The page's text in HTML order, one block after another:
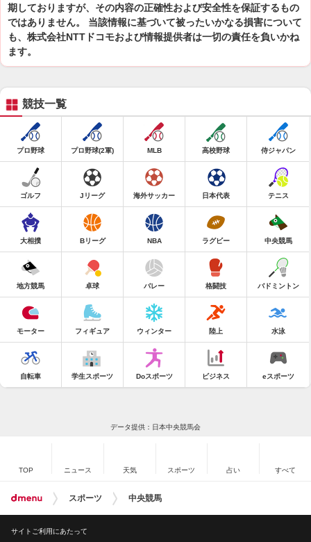
期しておりますが、その内容の正確性および安全性を保証するもの
ではありません。 当該情報に基づいて被ったいかなる損害について
も、株式会社NTTドコモおよび情報提供者は一切の責任を負いかね
ます。
競技一覧
プロ野球 プロ野球(2軍) MLB 高校野球 侍ジャパン
ゴルフ Jリーグ 海外サッカー 日本代表 テニス
大相撲 Bリーグ NBA ラグビー 中央競馬
地方競馬 卓球 バレー 格闘技 バドミントン
モーター フィギュア ウィンター 陸上 水泳
自転車 学生スポーツ Doスポーツ ビジネス eスポーツ
データ提供：日本中央競馬会
TOP ニュース 天気 スポーツ 占い すべて
スポーツ 中央競馬
サイトご利用にあたって